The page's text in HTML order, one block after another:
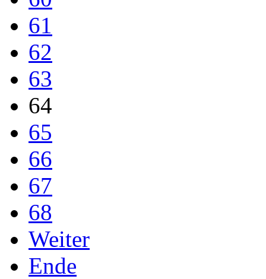
61
62
63
64
65
66
67
68
Weiter
Ende